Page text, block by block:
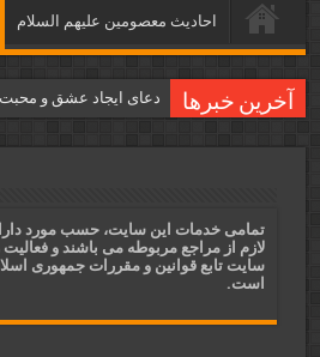
احاديث معصومين عليهم السلام
آخرین خبرها دعای ایجاد عشق و
قویترین ذکر استجابت
دعای افزایش رزق و
تمامی خدمات این سایت، حسب مورد
لازم از مراجع مربوطه می باشند و فعالیت
سایت تابع قوانین و مقررات جمهوری
است.